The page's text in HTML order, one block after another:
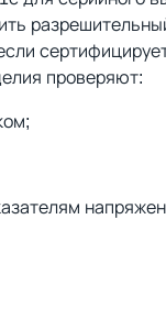
проверяют: